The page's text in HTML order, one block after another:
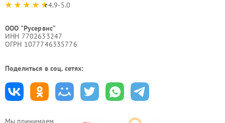
Мы принимаем
4.9-5.0
ООО "Русервис"
ИНН 7702633247
ОГРН 1077746335776
Поделиться в соц. сетях: